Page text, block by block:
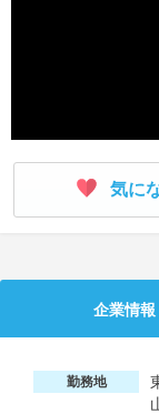
就活ニュー
気に
企業情報
勤務地